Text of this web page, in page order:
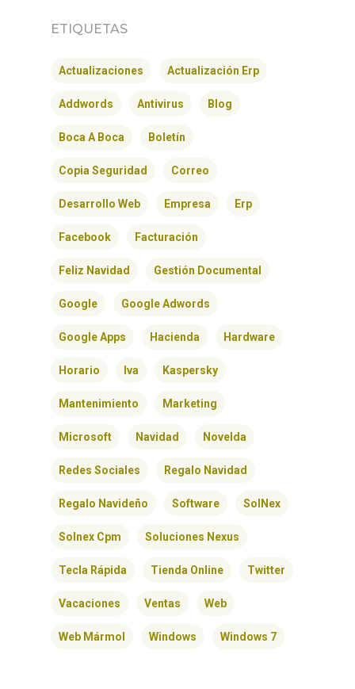
ETIQUETAS
Actualizaciones Actualización Erp
Addwords Antivirus Blog
Boca A Boca Boletín
Copia Seguridad Correo
Desarrollo Web Empresa Erp
Facebook Facturación
Feliz Navidad Gestión Documental
Google Google Adwords
Google Apps Hacienda Hardware
Horario Iva Kaspersky
Mantenimiento Marketing
Microsoft Navidad Novelda
Redes Sociales Regalo Navidad
Regalo Navideño Software SolNex
Solnex Cpm Soluciones Nexus
Tecla Rápida Tienda Online Twitter
Vacaciones Ventas Web
Web Mármol Windows Windows 7